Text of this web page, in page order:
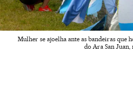
Mulher se ajoelha ante as bandeiras que
do Ara San Juan,